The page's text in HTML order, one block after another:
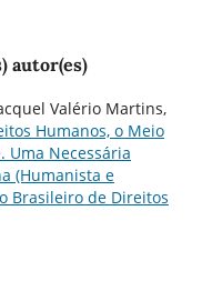
autor(es)
Valério Martins,
Humanos, o Meio
Uma Necessária
(Humanista e
Brasileiro de Direitos